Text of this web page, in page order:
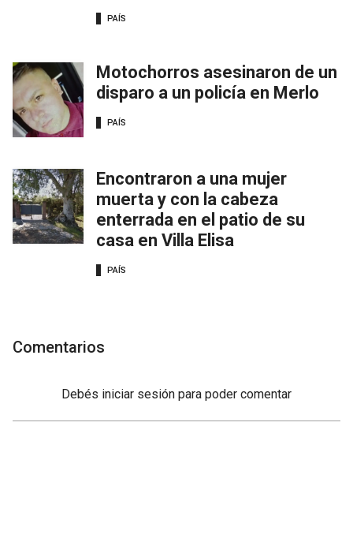
PAÍS
Motochorros asesinaron de un
disparo a un policía en Merlo
PAÍS
Encontraron a una mujer
muerta y con la cabeza
enterrada en el patio de su
casa en Villa Elisa
PAÍS
Comentarios
Debés iniciar sesión para poder comentar